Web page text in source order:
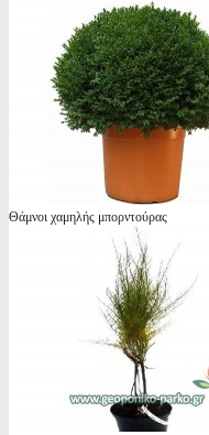
Θάμνοι χαμηλής μπορντούρας